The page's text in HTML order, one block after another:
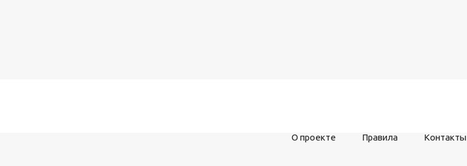
О проекте Правила Контакты